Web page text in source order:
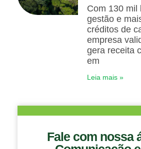
Com 130 mil
gestão e
créditos de
empresa
gera receita
em
Leia mais »
Fale com nossa